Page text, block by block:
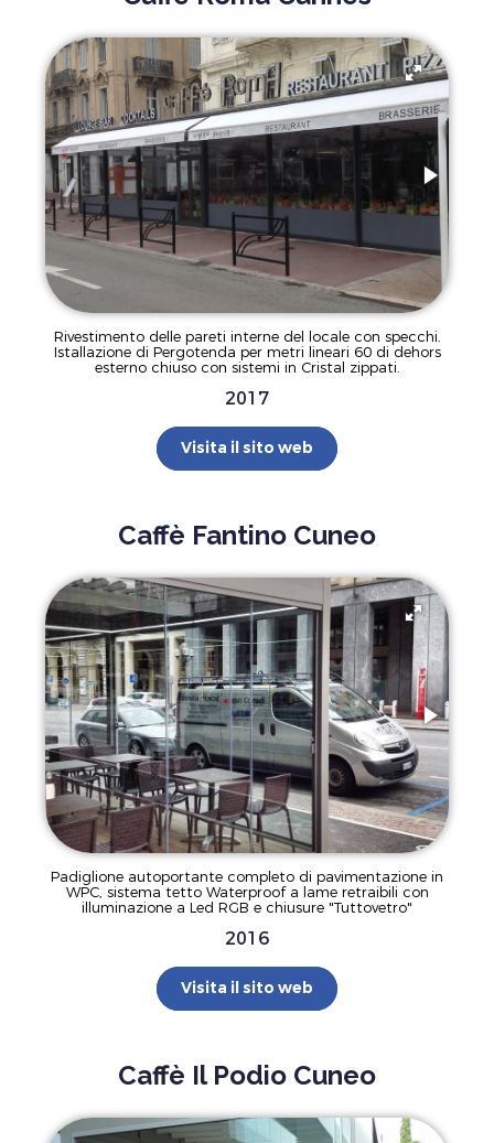
Rivestimento delle pareti interne del locale con specchi.
Istallazione di Pergotenda per metri lineari 60 di dehors
esterno chiuso con sistemi in Cristal zippati.
2017
Visita il sito web
Caffè Fantino Cuneo
Padiglione autoportante completo di pavimentazione in
WPC, sistema tetto Waterproof a lame retraibili con
illuminazione a Led RGB e chiusure "Tuttovetro"
2016
Visita il sito web
Caffè Il Podio Cuneo